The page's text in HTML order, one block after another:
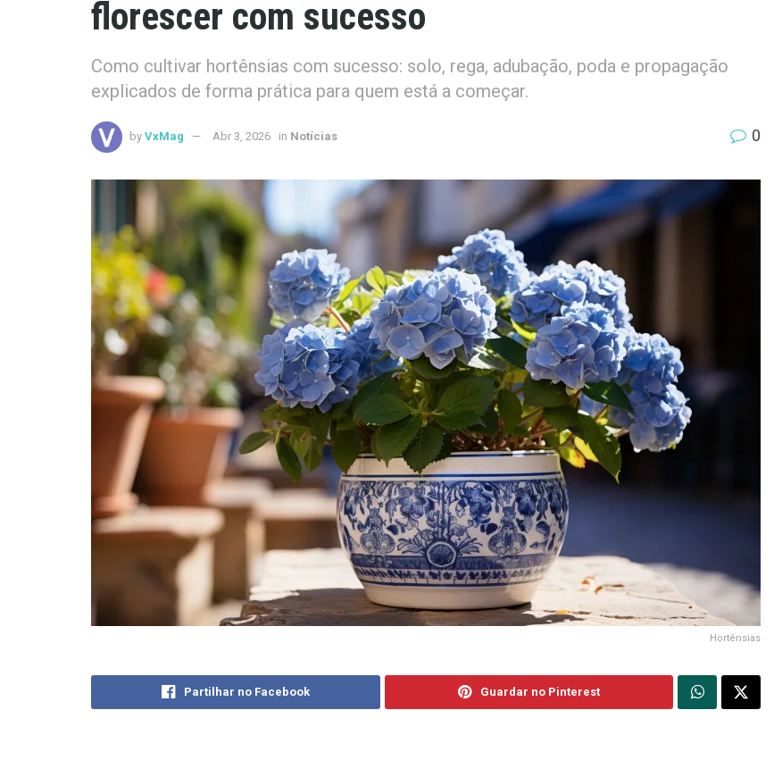
florescer com sucesso
Como cultivar hortênsias com sucesso: solo, rega, adubação, poda e propagação
explicados de forma prática para quem está a começar.
by VxMag Abr 3, 2026 in Notícias 0
Hortênsias
Partilhar no Facebook Guardar no Pinterest